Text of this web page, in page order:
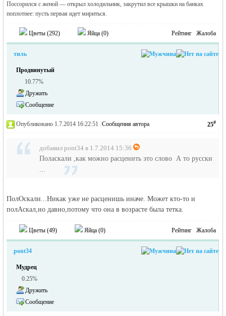
Поссорился с женой — открыл холодильник, закрутил все крышки на банках
поплотнее: пусть первая идет мириться.
Цветы (292) Яйца (0) Рейтинг Жалоба
тиль
Продвинутый
10.77%
Дружить
Сообщение
25#
Опубликовано 1.7.2014 16:22:51 Сообщения автора
добавил pont34 в 1.7.2014 15:36
Поласкали ,как можно расценить это слово А то русски
...
ПолОскали...Никак уже не расценишь иначе. Может кто-то и
полАскал,но давно,потому что она в возрасте была тетка.
Цветы (49) Яйца (0) Рейтинг Жалоба
pont34
Мудрец
0.25%
Дружить
Сообщение